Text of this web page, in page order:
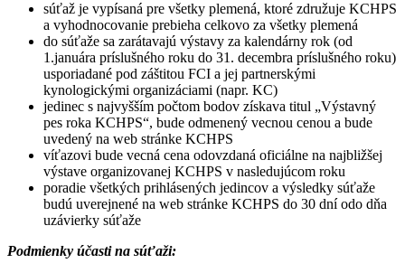
súťaž je vypísaná pre všetky plemená, ktoré združuje KCHPS
a vyhodnocovanie prebieha celkovo za všetky plemená
do súťaže sa zarátavajú výstavy za kalendárny rok (od
1.januára príslušného roku do 31. decembra príslušného roku)
usporiadané pod záštitou FCI a jej partnerskými
kynologickými organizáciami (napr. KC)
jedinec s najvyšším počtom bodov získava titul „Výstavný
pes roka KCHPS“, bude odmenený vecnou cenou a bude
uvedený na web stránke KCHPS
víťazovi bude vecná cena odovzdaná oficiálne na najbližšej
výstave organizovanej KCHPS v nasledujúcom roku
poradie všetkých prihlásených jedincov a výsledky súťaže
budú uverejnené na web stránke KCHPS do 30 dní odo dňa
uzávierky súťaže
Podmienky účasti na súťaži: